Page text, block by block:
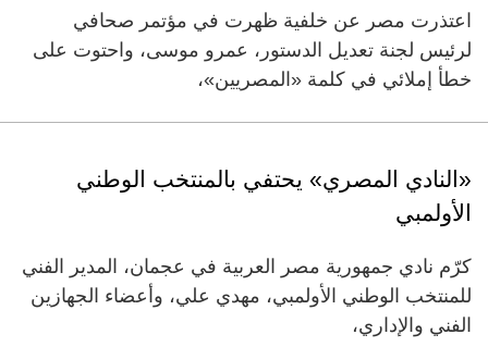
اعتذرت مصر عن خلفية ظهرت في مؤتمر صحافي
لرئيس لجنة تعديل الدستور، عمرو موسى، واحتوت على
خطأ إملائي في كلمة «المصريين»،
«النادي المصري» يحتفي بالمنتخب الوطني
الأولمبي
كرّم نادي جمهورية مصر العربية في عجمان، المدير الفني
للمنتخب الوطني الأولمبي، مهدي علي، وأعضاء الجهازين
الفني والإداري،